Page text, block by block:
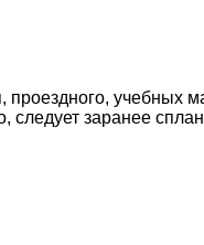
проездного, учебных
следует заранее